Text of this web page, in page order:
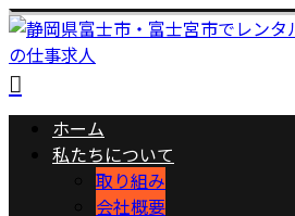
ホーム
私たちについて
取り組み
会社概要